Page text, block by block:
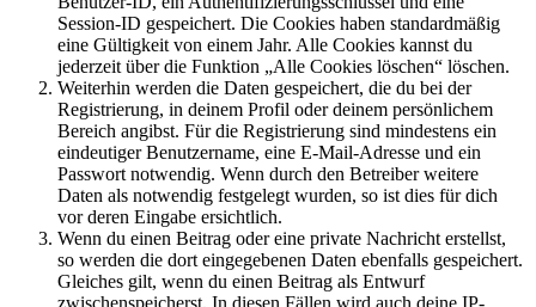
Session-ID gespeichert. Die Cookies haben standardmäßig
eine Gültigkeit von einem Jahr. Alle Cookies kannst du
jederzeit über die Funktion „Alle Cookies löschen“ löschen.
Weiterhin werden die Daten gespeichert, die du bei der
Registrierung, in deinem Profil oder deinem persönlichem
Bereich angibst. Für die Registrierung sind mindestens ein
eindeutiger Benutzername, eine E-Mail-Adresse und ein
Passwort notwendig. Wenn durch den Betreiber weitere
Daten als notwendig festgelegt wurden, so ist dies für dich
vor deren Eingabe ersichtlich.
Wenn du einen Beitrag oder eine private Nachricht erstellst,
so werden die dort eingegebenen Daten ebenfalls gespeichert.
Gleiches gilt, wenn du einen Beitrag als Entwurf
zwischenspeicherst. In diesen Fällen wird auch deine IP-